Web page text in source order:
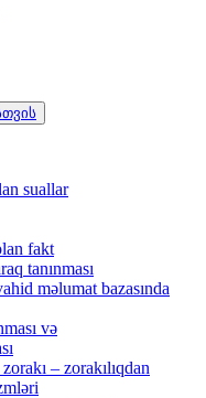
suallar
fakt
tanınması
məlumat bazasında
və
– zorakılıqdan